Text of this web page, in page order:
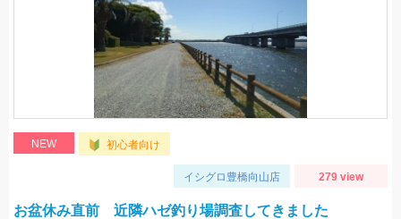
NEW 初心者向け
イシグロ豊橋向山店 279 view
お盆休み直前 近隣ハゼ釣り場調査してきました